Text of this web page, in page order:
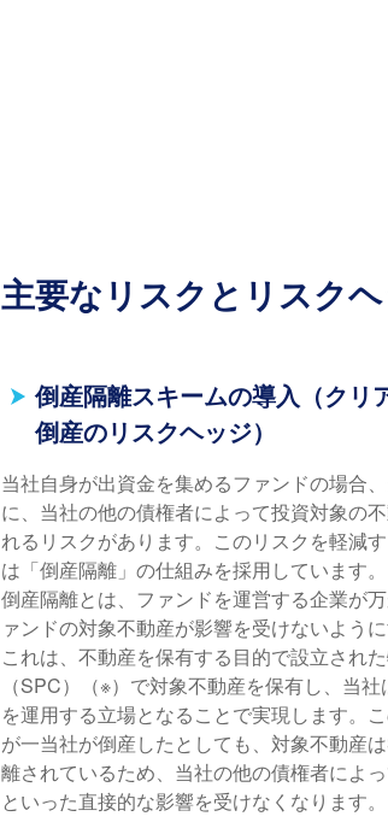
主要なリスクとリスク
倒産隔離スキームの導入（クリ
倒産のリスクヘッジ）
当社自身が出資金を集めるファンドの場合
に、当社の他の債権者によって投資対象の
れるリスクがあります。このリスクを軽減
は「倒産隔離」の仕組みを採用しています。
倒産隔離とは、ファンドを運営する企業が
ァンドの対象不動産が影響を受けないように
これは、不動産を保有する目的で設立され
（SPC）（※）で対象不動産を保有し、当
を運用する立場となることで実現します。
が一当社が倒産したとしても、対象不動産
離されているため、当社の他の債権者によ
といった直接的な影響を受けなくなります。